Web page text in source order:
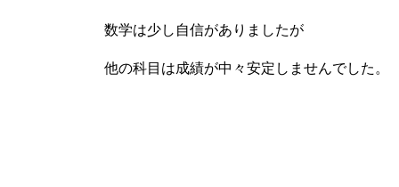
数学は少し自信がありましたが
他の科目は成績が中々安定しませんでした。